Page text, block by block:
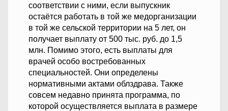
соответствии с ними, если выпускник
остаётся работать в той же медорганизации
в той же сельской территории на 5 лет, он
получает выплату от 500 тыс. руб. до 1,5
млн. Помимо этого, есть выплаты для
врачей особо востребованных
специальностей. Они определены
нормативными актами облздрава. Также
совсем недавно принята программа, по
которой осуществляется выплата в размере